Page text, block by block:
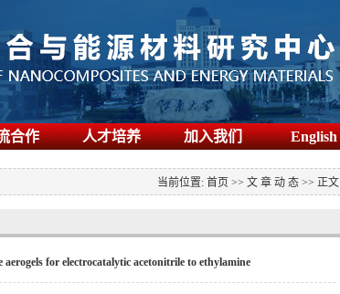
合作 人才培养 加入我们 English
当前位置: 首页 >> 文 章 动 态 >> 正文
for electrocatalytic acetonitrile to ethylamine